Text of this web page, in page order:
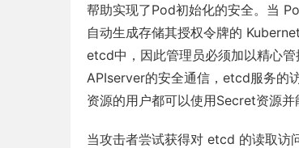
帮助实现了Pod初始化的安全。当
自动生成存储其授权令牌的
etcd中，因此管理员必须加以精心
APIserver的安全通信，etcd服务的
资源的用户都可以使用Secret资源并
当攻击者尝试获得对 etcd 的读取访